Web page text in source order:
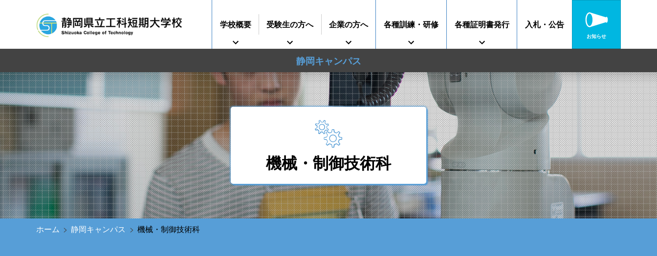
学校概要
基本理念 校長挨拶 すうじでみる静岡県立工科短期大学校 静岡キャンパス 沼津キャンパス
受験生の方へ
各科紹介 オープンキャンパス 高校連携案内
企業の方へ
事業主推薦について
インターンシップに
ついて
学生の求人について
各種訓練・研修
企業従業員の方へ 再就職を考えている方へ 障がいのある方へ
各種証明書発行
工科短期大学校 各種特別教育
入札・公告
お知らせ
静岡キャンパス
機械・制御技術科
ホーム 静岡キャンパス 機械・制御技術科